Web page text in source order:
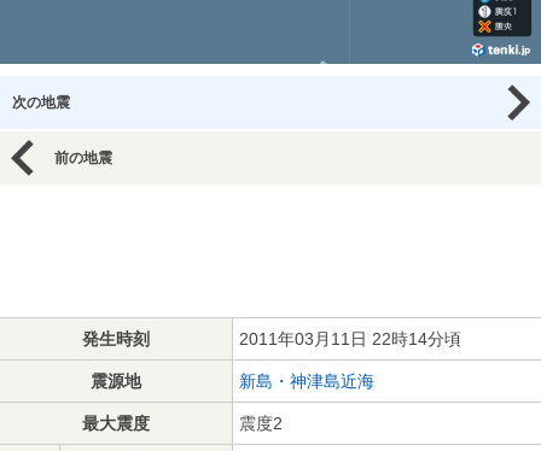
次の地震
前の地震
発生時刻 2011年03月11日 22時14分頃
震源地 新島・神津島近海
最大震度 震度2